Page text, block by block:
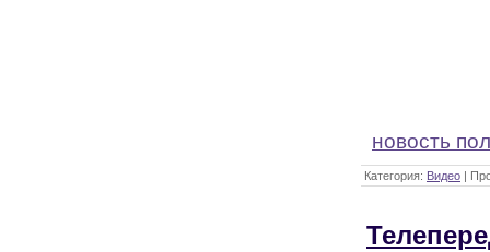
новость
Категория: Видео |